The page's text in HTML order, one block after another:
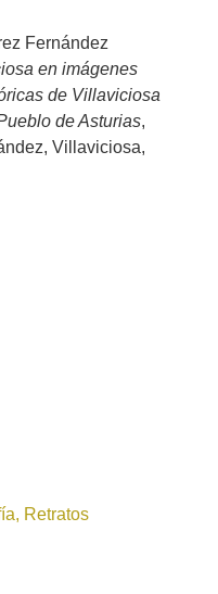
Fernández
en imágenes
de Villaviciosa
de Asturias,
Villaviciosa,
Retratos